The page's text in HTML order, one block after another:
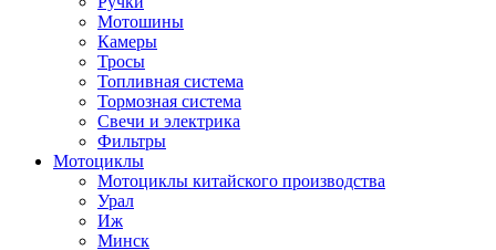
Мотошины
Камеры
Тросы
Топливная система
Тормозная система
Свечи и электрика
Фильтры
Мотоциклы
Мотоциклы китайского производства
Урал
Иж
Минск